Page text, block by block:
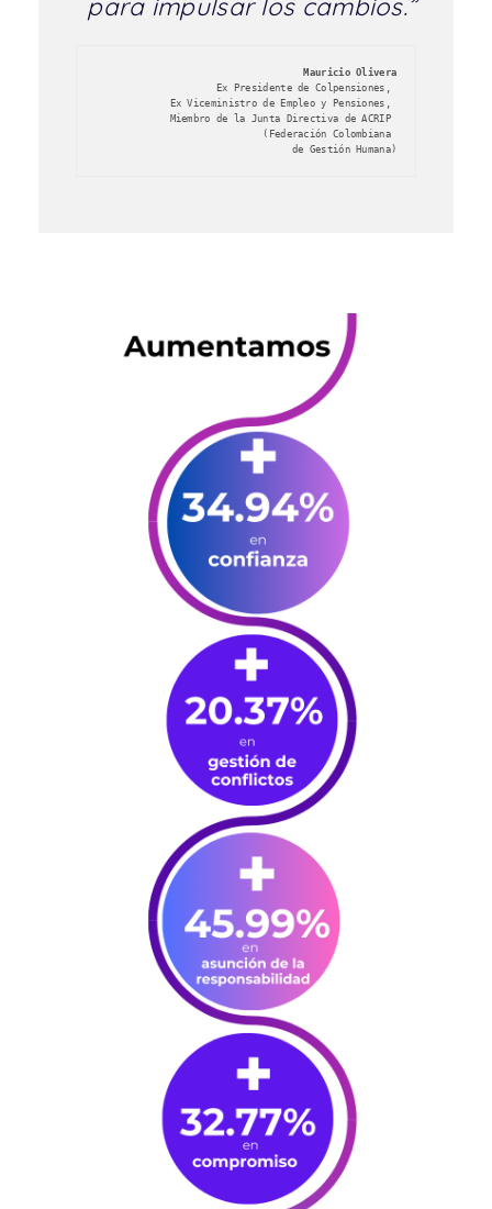
para impulsar los cambios.”
Mauricio Olivera
Ex Presidente de Colpensiones,
Ex Viceministro de Empleo y Pensiones,
Miembro de la Junta Directiva de ACRIP
(Federación Colombiana
de Gestión Humana)